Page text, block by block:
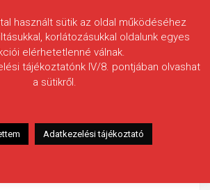
találkozó
használt sütik az oldal működéséhez
korlátozásukkal oldalunk egyes
elérhetetlenné válnak.
tájékoztatónk IV/8. pontjában olvashat
a sütikről.
Adatkezelési tájékoztató